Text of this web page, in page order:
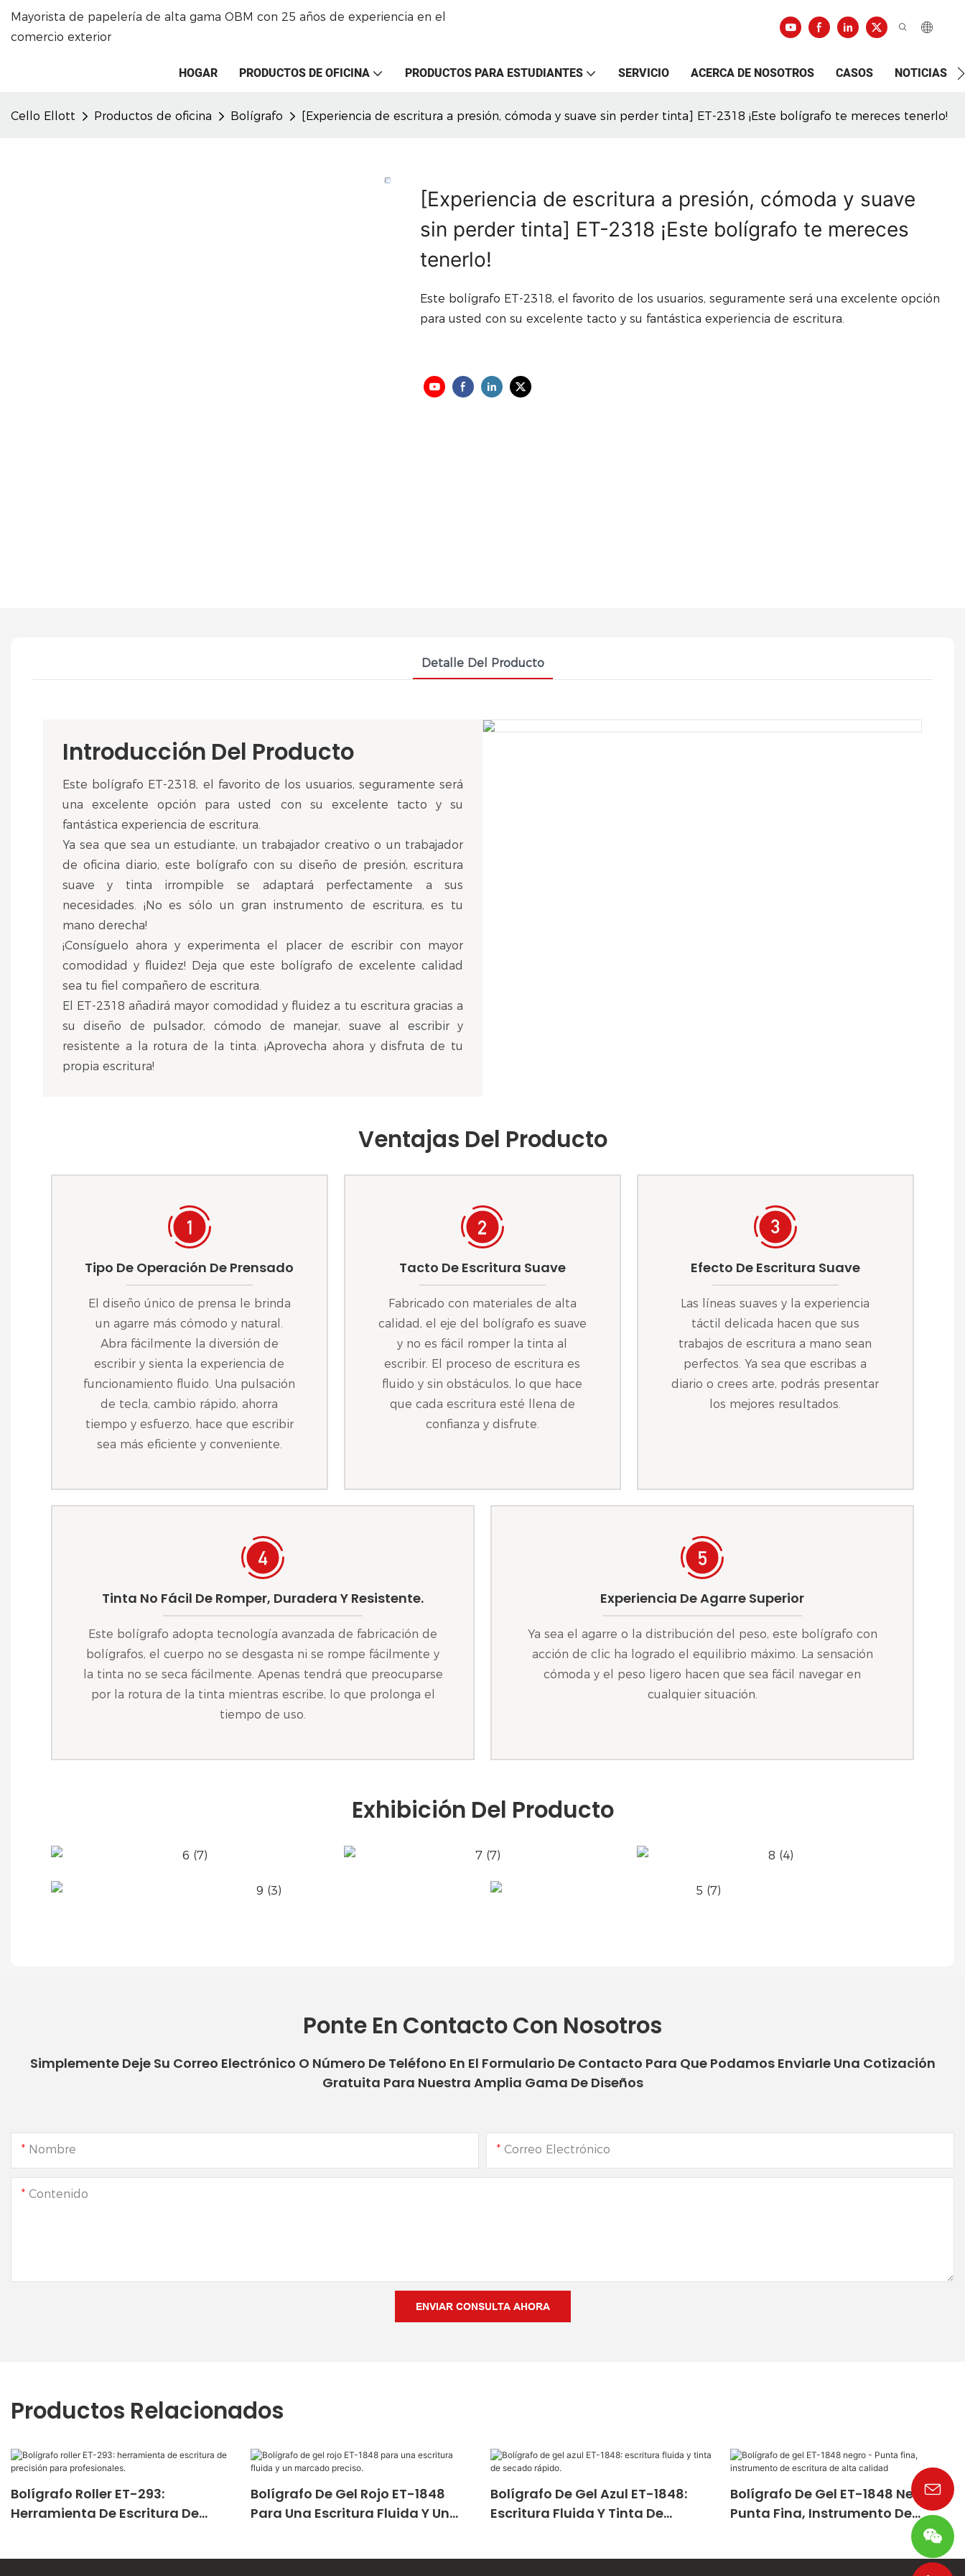
Mayorista de papelería de alta gama OBM con 25 años de experiencia en el
comercio exterior
HOGAR PRODUCTOS DE OFICINA PRODUCTOS PARA ESTUDIANTES SERVICIO ACERCA DE NOSOTROS CASOS NOTICIAS
Cello Ellott Productos de oficina Bolígrafo [Experiencia de escritura a presión, cómoda y suave sin perder tinta] ET-2318 ¡Este bolígrafo te mereces tenerlo!
[Experiencia de escritura a presión, cómoda y suave
sin perder tinta] ET-2318 ¡Este bolígrafo te mereces
tenerlo!
Este bolígrafo ET-2318, el favorito de los usuarios, seguramente será una excelente opción
para usted con su excelente tacto y su fantástica experiencia de escritura.
Detalle Del Producto
Introducción Del Producto
Este bolígrafo ET-2318, el favorito de los usuarios, seguramente será
una excelente opción para usted con su excelente tacto y su
fantástica experiencia de escritura.
Ya sea que sea un estudiante, un trabajador creativo o un trabajador
de oficina diario, este bolígrafo con su diseño de presión, escritura
suave y tinta irrompible se adaptará perfectamente a sus
necesidades. ¡No es sólo un gran instrumento de escritura, es tu
mano derecha!
¡Consíguelo ahora y experimenta el placer de escribir con mayor
comodidad y fluidez! Deja que este bolígrafo de excelente calidad
sea tu fiel compañero de escritura.
El ET-2318 añadirá mayor comodidad y fluidez a tu escritura gracias a
su diseño de pulsador, cómodo de manejar, suave al escribir y
resistente a la rotura de la tinta. ¡Aprovecha ahora y disfruta de tu
propia escritura!
Ventajas Del Producto
Tipo De Operación De Prensado
El diseño único de prensa le brinda
un agarre más cómodo y natural.
Abra fácilmente la diversión de
escribir y sienta la experiencia de
funcionamiento fluido. Una pulsación
de tecla, cambio rápido, ahorra
tiempo y esfuerzo, hace que escribir
sea más eficiente y conveniente.
Tacto De Escritura Suave
Fabricado con materiales de alta
calidad, el eje del bolígrafo es suave
y no es fácil romper la tinta al
escribir. El proceso de escritura es
fluido y sin obstáculos, lo que hace
que cada escritura esté llena de
confianza y disfrute.
Efecto De Escritura Suave
Las líneas suaves y la experiencia
táctil delicada hacen que sus
trabajos de escritura a mano sean
perfectos. Ya sea que escribas a
diario o crees arte, podrás presentar
los mejores resultados.
Tinta No Fácil De Romper, Duradera Y Resistente.
Este bolígrafo adopta tecnología avanzada de fabricación de
bolígrafos, el cuerpo no se desgasta ni se rompe fácilmente y
la tinta no se seca fácilmente. Apenas tendrá que preocuparse
por la rotura de la tinta mientras escribe, lo que prolonga el
tiempo de uso.
Experiencia De Agarre Superior
Ya sea el agarre o la distribución del peso, este bolígrafo con
acción de clic ha logrado el equilibrio máximo. La sensación
cómoda y el peso ligero hacen que sea fácil navegar en
cualquier situación.
Exhibición Del Producto
Ponte En Contacto Con Nosotros
Simplemente Deje Su Correo Electrónico O Número De Teléfono En El Formulario De Contacto Para Que Podamos Enviarle Una Cotización
Gratuita Para Nuestra Amplia Gama De Diseños
Nombre Correo Electrónico
Contenido
ENVIAR CONSULTA AHORA
Productos Relacionados
Bolígrafo Roller ET-293:
Herramienta De Escritura De
Bolígrafo De Gel Rojo ET-1848
Para Una Escritura Fluida Y Un
Bolígrafo De Gel Azul ET-1848:
Escritura Fluida Y Tinta De
Bolígrafo De Gel ET-1848 Negro -
Punta Fina, Instrumento De